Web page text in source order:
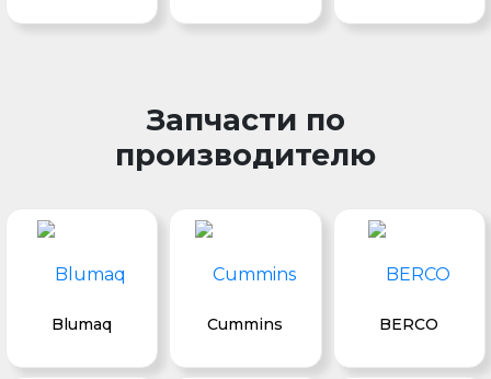
Запчасти по
производителю
Blumaq Cummins BERCO